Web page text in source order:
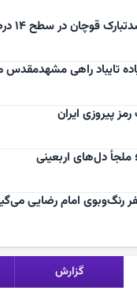
قوچان در سطح ۱۴ درصدی
پیروزی ایران
ملجأ دل‌های اربعینی
رنگ‌وبوی امام رضایی
گزارش